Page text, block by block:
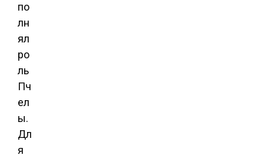
по
лн
ял
ро
ль
Пч
ел
ы.
Дл
я